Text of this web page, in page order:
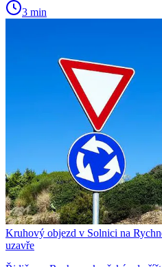
3 min
Kruhový objezd v Solnici na
uzavře